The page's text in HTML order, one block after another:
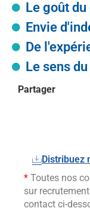
Le goût
Envie
De
Le sens
Partager
Distribuez
* Toutes nos
sur
contact ci-